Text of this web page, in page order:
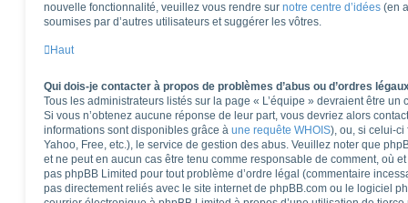
nouvelle fonctionnalité, veuillez vous rendre sur notre centre d’idées (en
soumises par d’autres utilisateurs et suggérer les vôtres.
Haut
Qui dois-je contacter à propos de problèmes d’abus ou d’ordres
Tous les administrateurs listés sur la page « L’équipe » devraient être
Si vous n’obtenez aucune réponse de leur part, vous devriez alors
informations sont disponibles grâce à une requête WHOIS), ou, si celui-ci
Yahoo, Free, etc.), le service de gestion des abus. Veuillez noter que
et ne peut en aucun cas être tenu comme responsable de comment, où
pas phpBB Limited pour tout problème d’ordre légal (commentaire
pas directement reliés avec le site internet de phpBB.com ou le logiciel